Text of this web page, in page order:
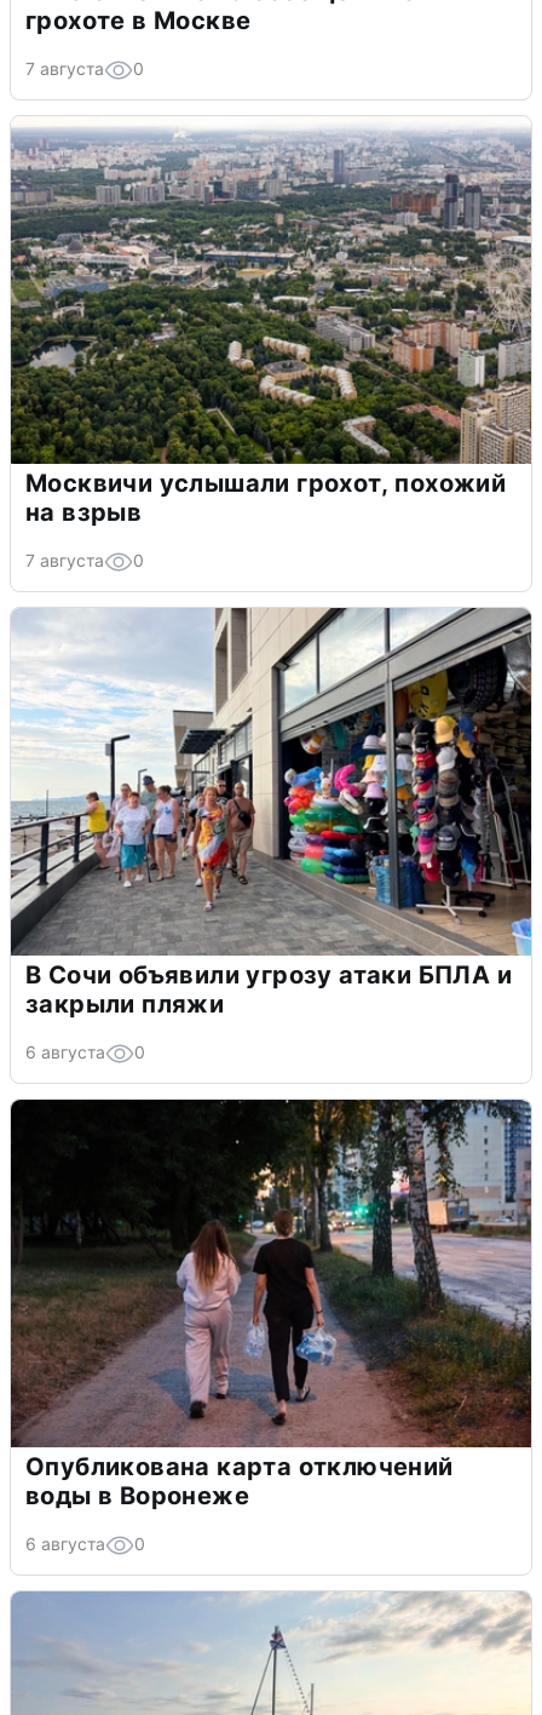
грохоте в Москве
7 августа 0
Москвичи услышали грохот, похожий
на взрыв
7 августа 0
В Сочи объявили угрозу атаки БПЛА и
закрыли пляжи
6 августа 0
Опубликована карта отключений
воды в Воронеже
6 августа 0